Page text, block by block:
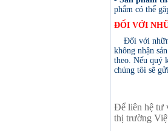
phẩm có thể
ĐỐI VỚI
Đối với
không nhận
theo. Nếu quý
chúng tôi sẽ
Để liên hệ tư
thị trường